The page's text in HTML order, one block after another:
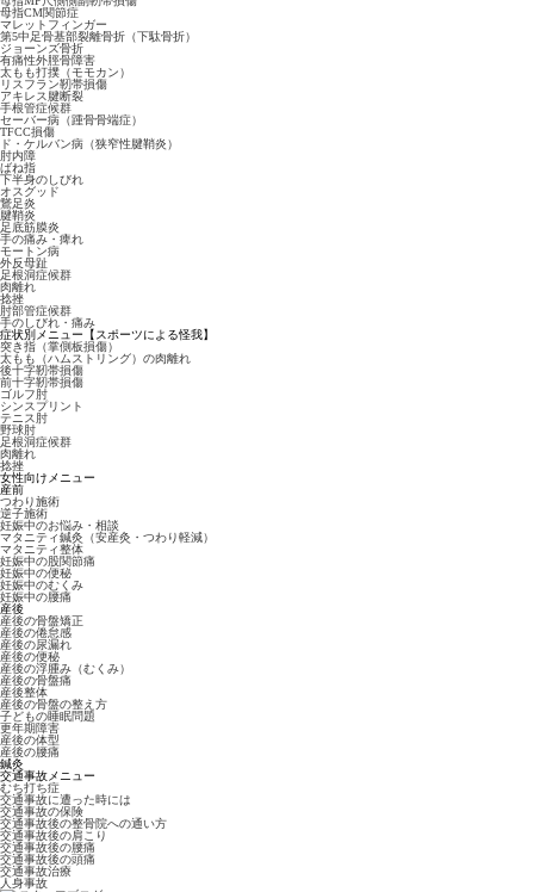
母指CM関節症
マレットフィンガー
第5中足骨基部裂離骨折（下駄骨折）
ジョーンズ骨折
有痛性外脛骨障害
太もも打撲（モモカン）
リスフラン靭帯損傷
アキレス腱断裂
手根管症候群
セーバー病（踵骨骨端症）
TFCC損傷
ド・ケルバン病（狭窄性腱鞘炎）
肘内障
ばね指
下半身のしびれ
オスグッド
鵞足炎
腱鞘炎
足底筋膜炎
手の痛み・痺れ
モートン病
外反母趾
足根洞症候群
肉離れ
捻挫
肘部管症候群
手のしびれ・痛み
症状別メニュー 【スポーツによる怪我】
突き指（掌側板損傷）
太もも（ハムストリング）の肉離れ
後十字靭帯損傷
前十字靭帯損傷
ゴルフ肘
シンスプリント
テニス肘
野球肘
足根洞症候群
肉離れ
捻挫
女性向けメニュー
産前
つわり施術
逆子施術
妊娠中のお悩み・相談
マタニティ鍼灸（安産灸・つわり軽減）
マタニティ整体
妊娠中の股関節痛
妊娠中の便秘
妊娠中のむくみ
妊娠中の腰痛
産後
産後の骨盤矯正
産後の倦怠感
産後の尿漏れ
産後の便秘
産後の浮腫み（むくみ）
産後の骨盤痛
産後整体
産後の骨盤の整え方
子どもの睡眠問題
更年期障害
産後の体型
産後の腰痛
鍼灸
交通事故メニュー
むち打ち症
交通事故に遭った時には
交通事故の保険
交通事故後の整骨院への通い方
交通事故後の肩こり
交通事故後の腰痛
交通事故後の頭痛
交通事故治療
人身事故